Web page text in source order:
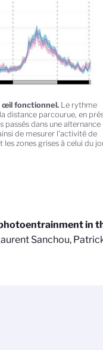
œil fonctionnel. Le rythme
distance parcourue, en
dans une alternance
de mesurer l’activité de
les zones grises à celui du
in
Sanchou,